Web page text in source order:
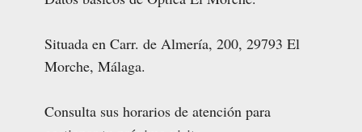
Situada en Carr. de Almería, 200, 29793 El
Morche, Málaga.
Consulta sus horarios de atención para